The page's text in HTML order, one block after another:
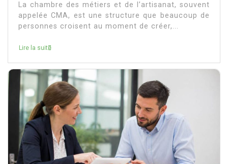
La chambre des métiers et de l’artisanat, souvent
appelée CMA, est une structure que beaucoup de
personnes croisent au moment de créer,...
Lire la suite